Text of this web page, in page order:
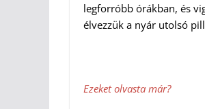
legforróbb órákban, és
élvezzük a nyár utolsó
Ezeket olvasta már?